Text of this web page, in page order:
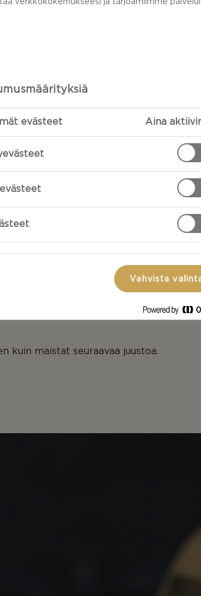
ennen maistiaisia (ota homejuustot
puoli tuntia ennen).
– aloita miedoimmasta.
(Väri, muoto, kuori jne.)
kukkainen, mausteinen jne.)
antaen maun kehittyä kielellä.
kermainen, kova, rapea jne.)
hapan, makea, hedelmäinen jne.)
kuin maistat seuraavaa juustoa.
evästeet Aina
Vahvista